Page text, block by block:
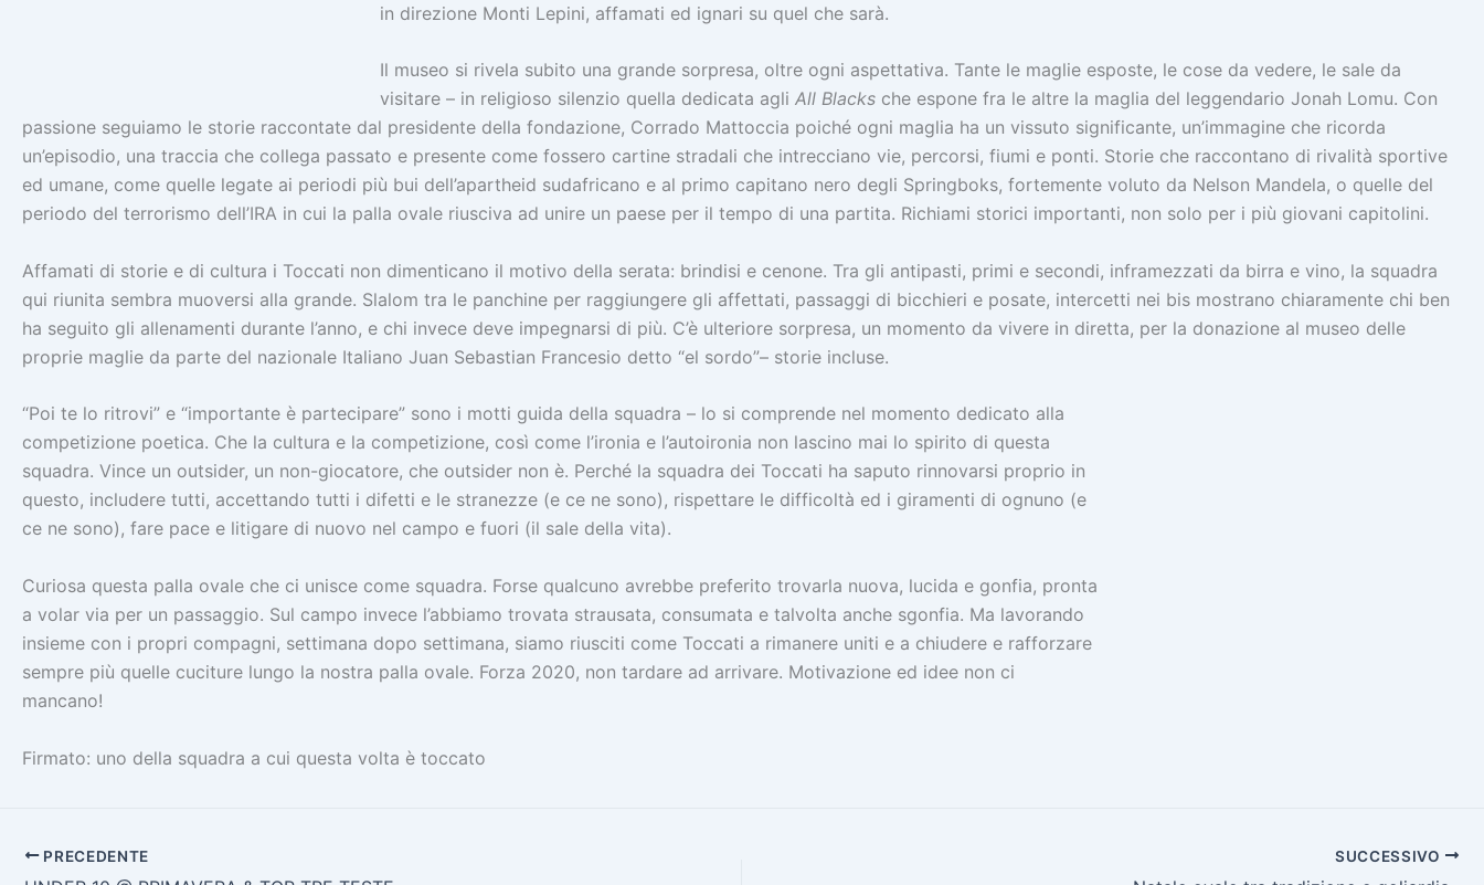
in direzione Monti Lepini, affamati ed ignari su quel che sarà.
Il museo si rivela subito una grande sorpresa, oltre ogni aspettativa. Tante le maglie esposte, le cose da vedere, le sale da
visitare – in religioso silenzio quella dedicata agli All Blacks che espone fra le altre la maglia del leggendario Jonah Lomu. Con
passione seguiamo le storie raccontate dal presidente della fondazione, Corrado Mattoccia poiché ogni maglia ha un vissuto significante, un’immagine che ricorda
un’episodio, una traccia che collega passato e presente come fossero cartine stradali che intrecciano vie, percorsi, fiumi e ponti. Storie che raccontano di rivalità sportive
ed umane, come quelle legate ai periodi più bui dell’apartheid sudafricano e al primo capitano nero degli Springboks, fortemente voluto da Nelson Mandela, o quelle del
periodo del terrorismo dell’IRA in cui la palla ovale riusciva ad unire un paese per il tempo di una partita. Richiami storici importanti, non solo per i più giovani capitolini.
Affamati di storie e di cultura i Toccati non dimenticano il motivo della serata: brindisi e cenone. Tra gli antipasti, primi e secondi, inframezzati da birra e vino, la squadra
qui riunita sembra muoversi alla grande. Slalom tra le panchine per raggiungere gli affettati, passaggi di bicchieri e posate, intercetti nei bis mostrano chiaramente chi ben
ha seguito gli allenamenti durante l’anno, e chi invece deve impegnarsi di più. C’è ulteriore sorpresa, un momento da vivere in diretta, per la donazione al museo delle
proprie maglie da parte del nazionale Italiano Juan Sebastian Francesio detto “el sordo”– storie incluse.
“Poi te lo ritrovi” e “importante è partecipare” sono i motti guida della squadra – lo si comprende nel momento dedicato alla
competizione poetica. Che la cultura e la competizione, così come l’ironia e l’autoironia non lascino mai lo spirito di questa
squadra. Vince un outsider, un non-giocatore, che outsider non è. Perché la squadra dei Toccati ha saputo rinnovarsi proprio in
questo, includere tutti, accettando tutti i difetti e le stranezze (e ce ne sono), rispettare le difficoltà ed i giramenti di ognuno (e
ce ne sono), fare pace e litigare di nuovo nel campo e fuori (il sale della vita).
Curiosa questa palla ovale che ci unisce come squadra. Forse qualcuno avrebbe preferito trovarla nuova, lucida e gonfia, pronta
a volar via per un passaggio. Sul campo invece l’abbiamo trovata strausata, consumata e talvolta anche sgonfia. Ma lavorando
insieme con i propri compagni, settimana dopo settimana, siamo riusciti come Toccati a rimanere uniti e a chiudere e rafforzare
sempre più quelle cuciture lungo la nostra palla ovale. Forza 2020, non tardare ad arrivare. Motivazione ed idee non ci
mancano!
Firmato: uno della squadra a cui questa volta è toccato
PRECEDENTE SUCCESSIVO